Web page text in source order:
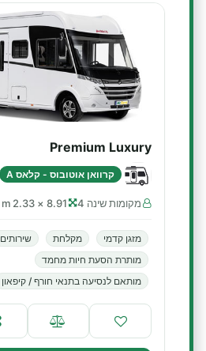
Premium Luxury
קרוואן אוטובוס - קלאס A
מקומות שינה 4 8.91 × 2.33 m
מזגן קדמי מקלחת
שירותים
מותרת הסעת חיות מחמד
מותאם לנסיעה בתנאי חורף / קיפאון